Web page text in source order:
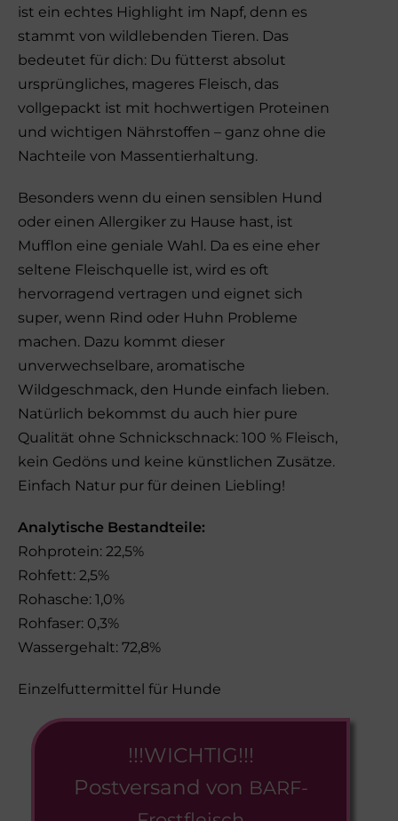
!!!WICHTIG!!!
Postversand von BARF-
ist ein echtes Highlight im Napf, denn es
stammt von wildlebenden Tieren. Das
bedeutet für dich: Du fütterst absolut
ursprüngliches, mageres Fleisch, das
vollgepackt ist mit hochwertigen Proteinen
und wichtigen Nährstoffen – ganz ohne die
Nachteile von Massentierhaltung.
Besonders wenn du einen sensiblen Hund
oder einen Allergiker zu Hause hast, ist
Mufflon eine geniale Wahl. Da es eine eher
seltene Fleischquelle ist, wird es oft
hervorragend vertragen und eignet sich
super, wenn Rind oder Huhn Probleme
machen. Dazu kommt dieser
unverwechselbare, aromatische
Wildgeschmack, den Hunde einfach lieben.
Natürlich bekommst du auch hier pure
Qualität ohne Schnickschnack: 100 % Fleisch,
kein Gedöns und keine künstlichen Zusätze.
Einfach Natur pur für deinen Liebling!
Analytische Bestandteile:
Rohprotein: 22,5%
Rohfett: 2,5%
Rohasche: 1,0%
Rohfaser: 0,3%
Wassergehalt: 72,8%
Einzelfuttermittel für Hunde